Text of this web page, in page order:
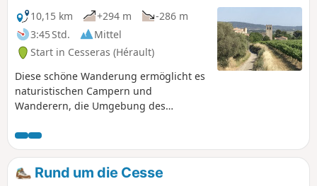
10,15 km
+294 m
-286 m
3:45 Std.
Mittel
Start in Cesseras (Hérault)
Diese schöne Wanderung ermöglicht es
naturistischen Campern und
Wanderern, die Umgebung des
entdecken. Die Wanderung wird
bekleidet unternommen und führt
durch die Weinberge und den
Kiefernwald nördlich von Cesseras. Für
Rund um die Cesse